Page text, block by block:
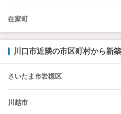
在家町
川口市近隣の市区町村から新
さいたま市岩槻区
川越市